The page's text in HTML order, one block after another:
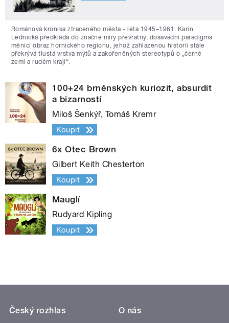
Románová kronika ztraceného města - léta 1945–1961. Karin
Lednická předkládá do značné míry převratný, dosavadní paradigma
měnící obraz hornického regionu, jehož zahlazenou historii stále
překrývá tlustá vrstva mýtů a zakořeněných stereotypů o „černé
zemi a rudém kraji“.
100+24 brněnských kuriozit, absurdit
a bizarností
Miloš Šenkýř, Tomáš Kremr
Koupit
6x Otec Brown
Gilbert Keith Chesterton
Koupit
Mauglí
Rudyard Kipling
Koupit
Český rozhlas
O nás